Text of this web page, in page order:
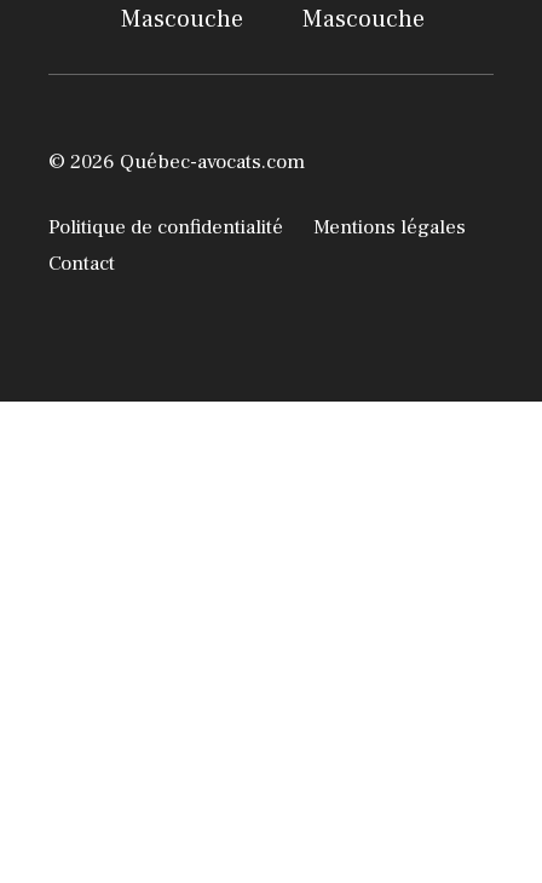
Mascouche
Mascouche
© 2026 Québec-avocats.com
Politique de confidentialité
Mentions légales
Contact